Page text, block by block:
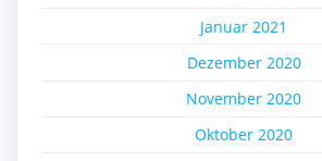
Januar 2021
Dezember 2020
November 2020
Oktober 2020